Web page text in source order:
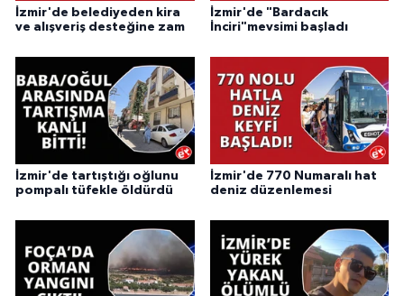
İzmir'de belediyeden kira
ve alışveriş desteğine zam
İzmir'de "Bardacık
İnciri"mevsimi başladı
İzmir'de tartıştığı oğlunu
pompalı tüfekle öldürdü
İzmir'de 770 Numaralı hat
deniz düzenlemesi